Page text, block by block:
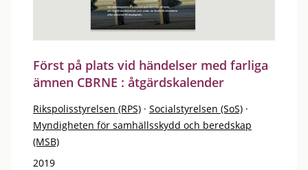
Först på plats vid händelser med farliga
ämnen CBRNE : åtgärdskalender
Rikspolisstyrelsen (RPS) · Socialstyrelsen (SoS) ·
Myndigheten för samhällsskydd och beredskap
(MSB)
2019